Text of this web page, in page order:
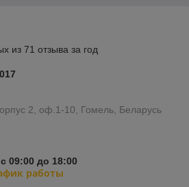
из 71 отзыва за год
2, оф.1-10, Гомель, Беларусь
09:00 до 18:00
работы